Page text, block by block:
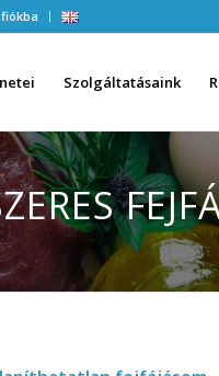
Szolgáltatásaink